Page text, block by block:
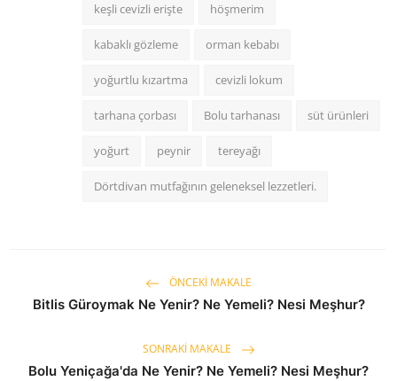
keşli cevizli erişte höşmerim
kabaklı gözleme orman kebabı
yoğurtlu kızartma cevizli lokum
tarhana çorbası Bolu tarhanası süt ürünleri
yoğurt peynir tereyağı
Dörtdivan mutfağının geleneksel lezzetleri.
ÖNCEKI MAKALE
Bitlis Güroymak Ne Yenir? Ne Yemeli? Nesi Meşhur?
SONRAKI MAKALE
Bolu Yeniçağa'da Ne Yenir? Ne Yemeli? Nesi Meşhur?